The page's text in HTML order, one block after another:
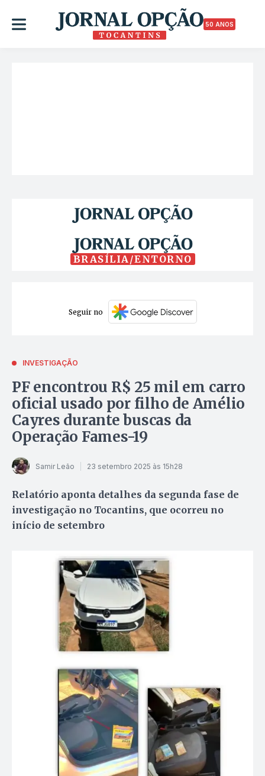
50 ANOS
BRASÍLIA/ENTORNO
Seguir no
INVESTIGAÇÃO
PF encontrou R$ 25 mil em carro
oficial usado por filho de Amélio
Cayres durante buscas da
Operação Fames-19
Samir Leão 23 setembro 2025 às 15h28
Relatório aponta detalhes da segunda fase de
investigação no Tocantins, que ocorreu no
início de setembro